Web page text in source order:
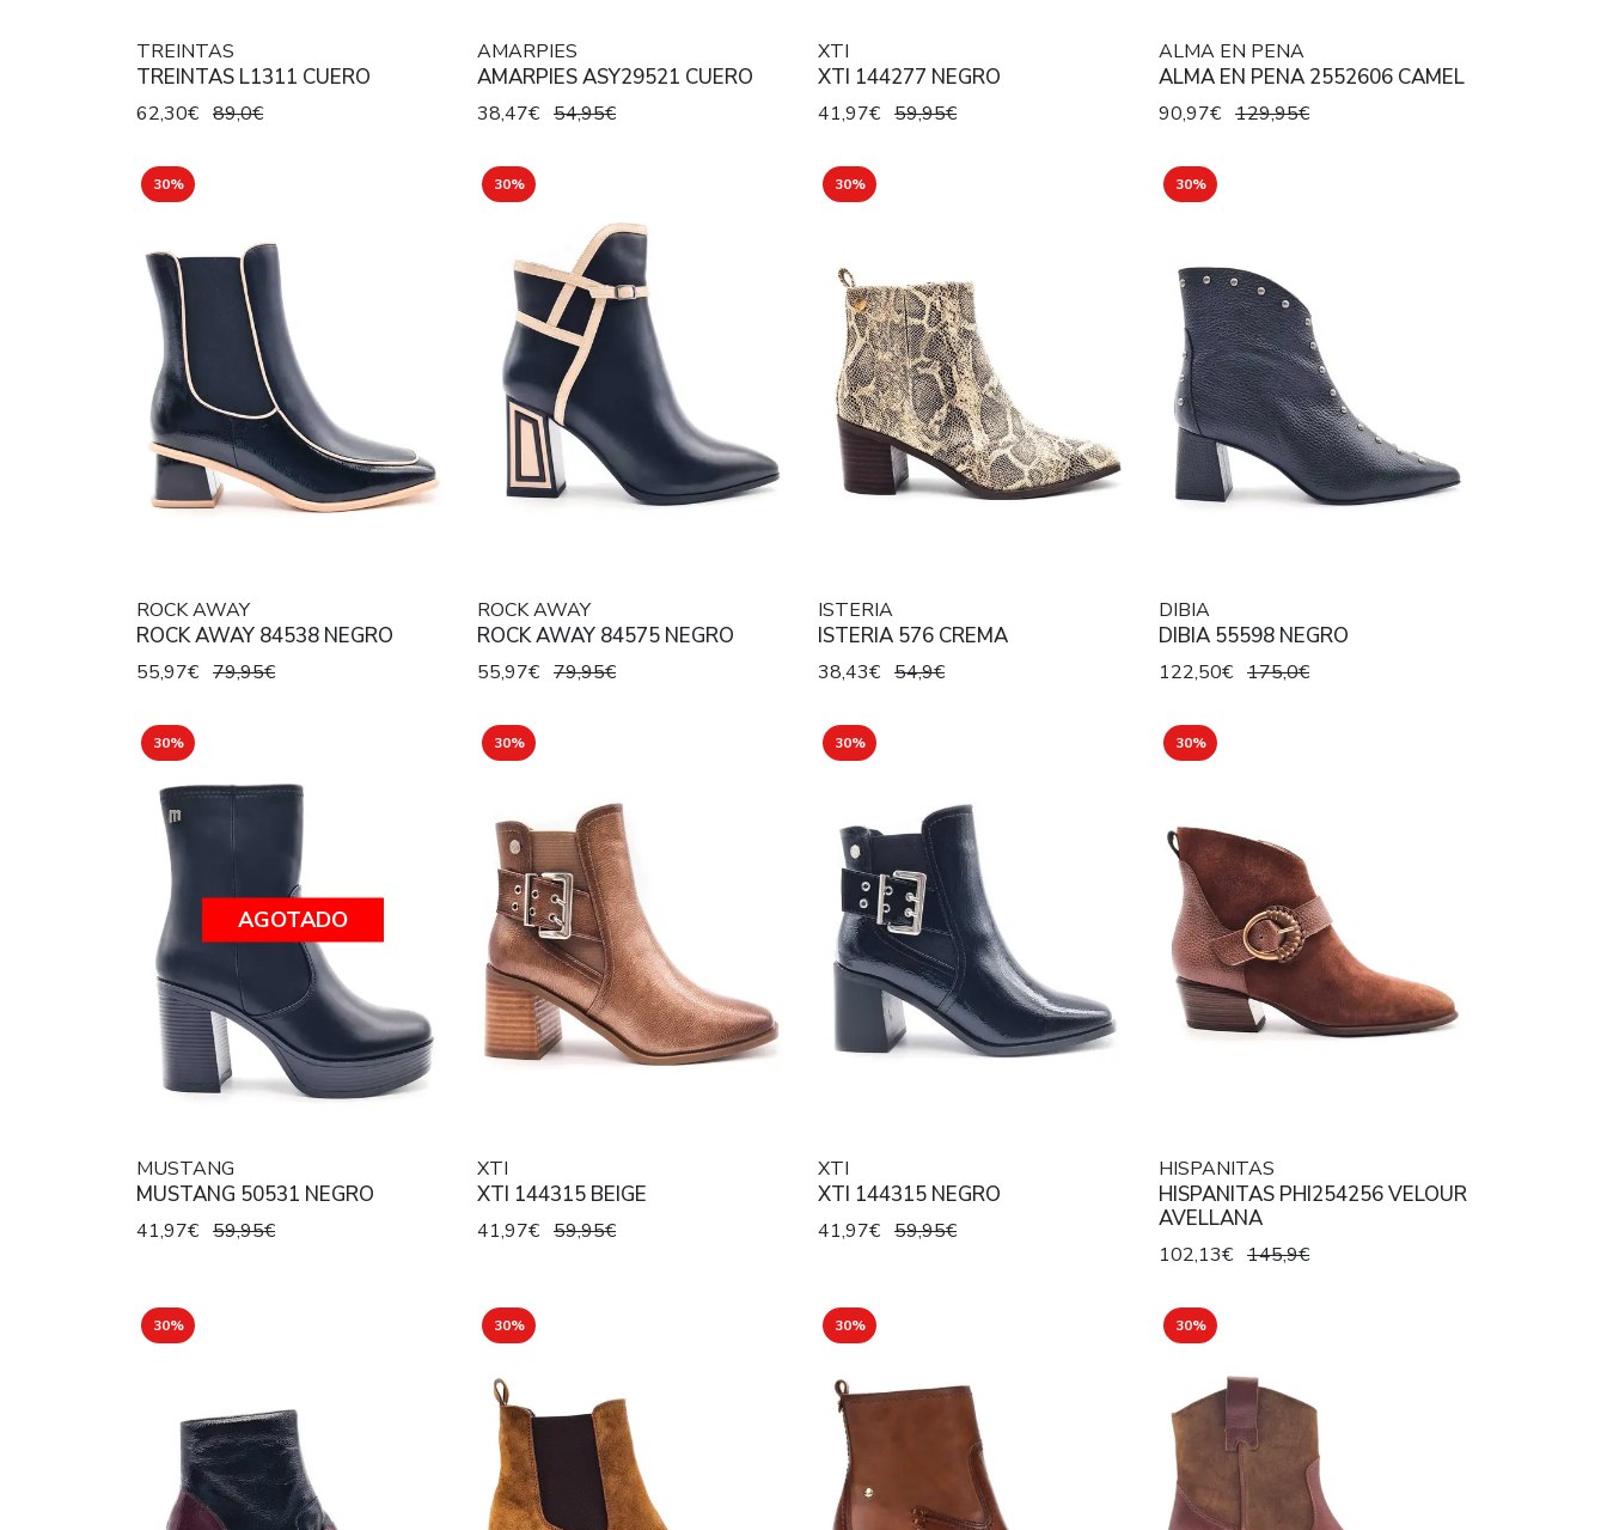
TREINTAS
TREINTAS L1311 CUERO
62,30€ 89,0€
AMARPIES
AMARPIES ASY29521 CUERO
38,47€ 54,95€
XTI
XTI 144277 NEGRO
41,97€ 59,95€
ALMA EN PENA
ALMA EN PENA 2552606 CAMEL
90,97€ 129,95€
30%
ROCK AWAY
ROCK AWAY 84538 NEGRO
55,97€ 79,95€
30%
ROCK AWAY
ROCK AWAY 84575 NEGRO
55,97€ 79,95€
30%
ISTERIA
ISTERIA 576 CREMA
38,43€ 54,9€
30%
DIBIA
DIBIA 55598 NEGRO
122,50€ 175,0€
30%
AGOTADO
MUSTANG
MUSTANG 50531 NEGRO
41,97€ 59,95€
30%
XTI
XTI 144315 BEIGE
41,97€ 59,95€
30%
XTI
XTI 144315 NEGRO
41,97€ 59,95€
30%
HISPANITAS
HISPANITAS PHI254256 VELOUR
AVELLANA
102,13€ 145,9€
30% 30% 30% 30%